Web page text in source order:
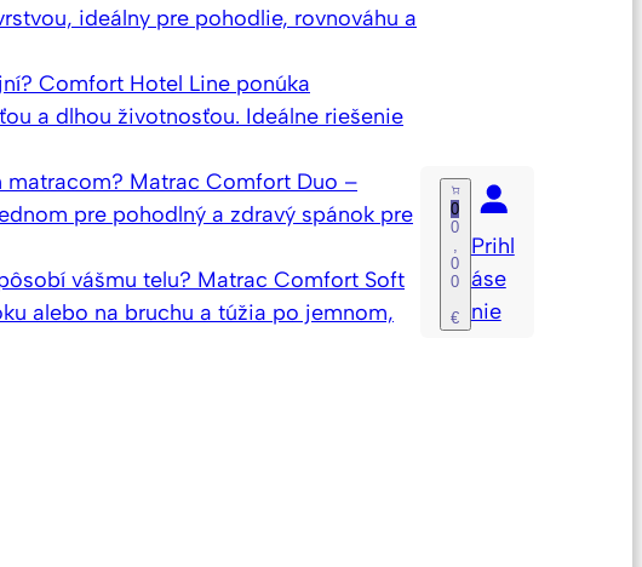
ideálny pre pohodlie, rovnováhu a
Comfort Hotel Line ponúka
a dlhou životnosťou. Ideálne riešenie
matracom? Matrac Comfort Duo –
pre pohodlný a zdravý spánok pre
vášmu telu? Matrac Comfort Soft
alebo na bruchu a túžia po jemnom,
0
0
,
0
0
€
Prihl
áse
nie